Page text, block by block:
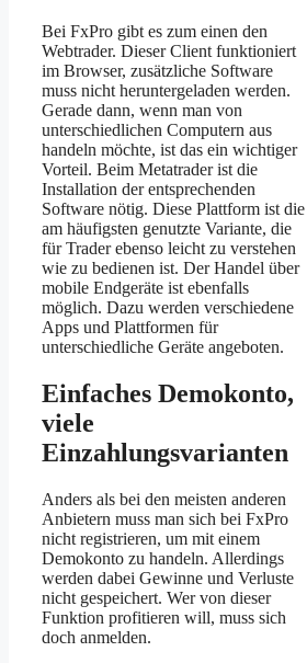
Bei FxPro gibt es zum einen den
Webtrader. Dieser Client funktioniert
im Browser, zusätzliche Software
muss nicht heruntergeladen werden.
Gerade dann, wenn man von
unterschiedlichen Computern aus
handeln möchte, ist das ein wichtiger
Vorteil. Beim Metatrader ist die
Installation der entsprechenden
Software nötig. Diese Plattform ist die
am häufigsten genutzte Variante, die
für Trader ebenso leicht zu verstehen
wie zu bedienen ist. Der Handel über
mobile Endgeräte ist ebenfalls
möglich. Dazu werden verschiedene
Apps und Plattformen für
unterschiedliche Geräte angeboten.
Einfaches Demokonto,
viele
Einzahlungsvarianten
Anders als bei den meisten anderen
Anbietern muss man sich bei FxPro
nicht registrieren, um mit einem
Demokonto zu handeln. Allerdings
werden dabei Gewinne und Verluste
nicht gespeichert. Wer von dieser
Funktion profitieren will, muss sich
doch anmelden.